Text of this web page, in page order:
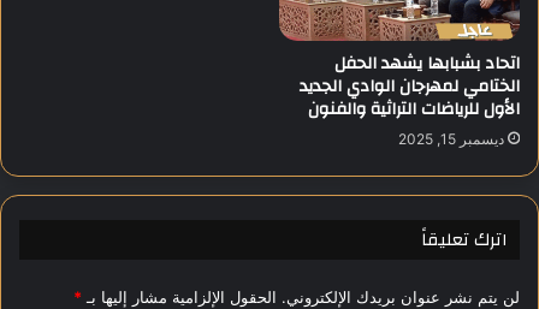
ا
ل
م
ح
ا
ف
ل
م
ن
ت
خ
ب
ل
س
اتحاد بشبابها يشهد الحفل
الختامي لمهرجان الوادي الجديد
الأول للرياضات التراثية والفنون
ديسمبر 15, 2025
اترك تعليقاً
لن يتم نشر عنوان بريدك الإلكتروني. الحقول الإلزامية مشار إليها بـ *